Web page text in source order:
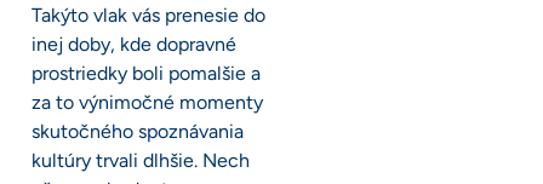
Takýto vlak vás prenesie do
inej doby, kde dopravné
prostriedky boli pomalšie a
za to výnimočné momenty
skutočného spoznávania
kultúry trvali dlhšie. Nech